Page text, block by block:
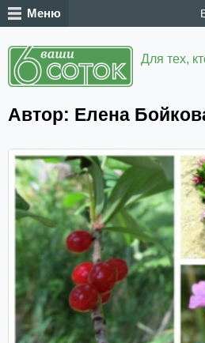
Меню
Для тех,
Автор: Елена